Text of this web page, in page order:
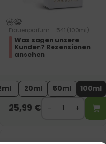
Frauenparfum – 541 (100ml)
Was sagen unsere
Kunden? Rezensionen
ansehen
2ml 20ml 50ml 100ml
25,99 €